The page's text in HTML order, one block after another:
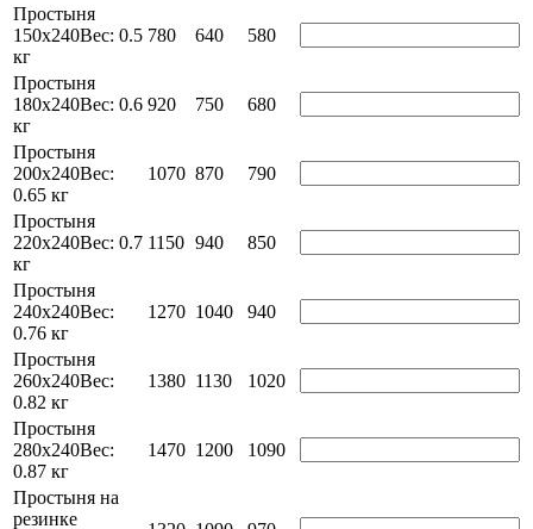
Простыня
150х240Вес: 0.5
кг
780 640 580
Простыня
180х240Вес: 0.6
кг
920 750 680
Простыня
200х240Вес:
0.65 кг
1070 870 790
Простыня
220х240Вес: 0.7
кг
1150 940 850
Простыня
240х240Вес:
0.76 кг
1270 1040 940
Простыня
260х240Вес:
0.82 кг
1380 1130 1020
Простыня
280х240Вес:
0.87 кг
1470 1200 1090
Простыня на
резинке